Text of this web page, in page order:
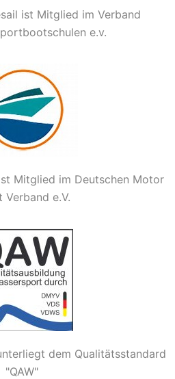
ist Mitglied im Verband
e.v.
Mitglied im Deutschen Motor
Verband e.V.
dem Qualitätsstandard
"QAW"